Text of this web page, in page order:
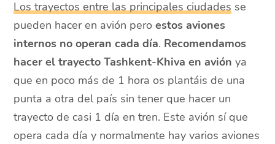
Los trayectos entre las principales ciudades se
pueden hacer en avión peroestos aviones
internos no operan cada día. Recomendamos
hacer el trayecto Tashkent-Khiva en avión ya
que en poco más de 1 hora os plantáis de una
punta a otra del país sin tener que hacer un
trayecto de casi 1 día en tren. Este avión sí que
opera cada día y normalmente hay varios aviones